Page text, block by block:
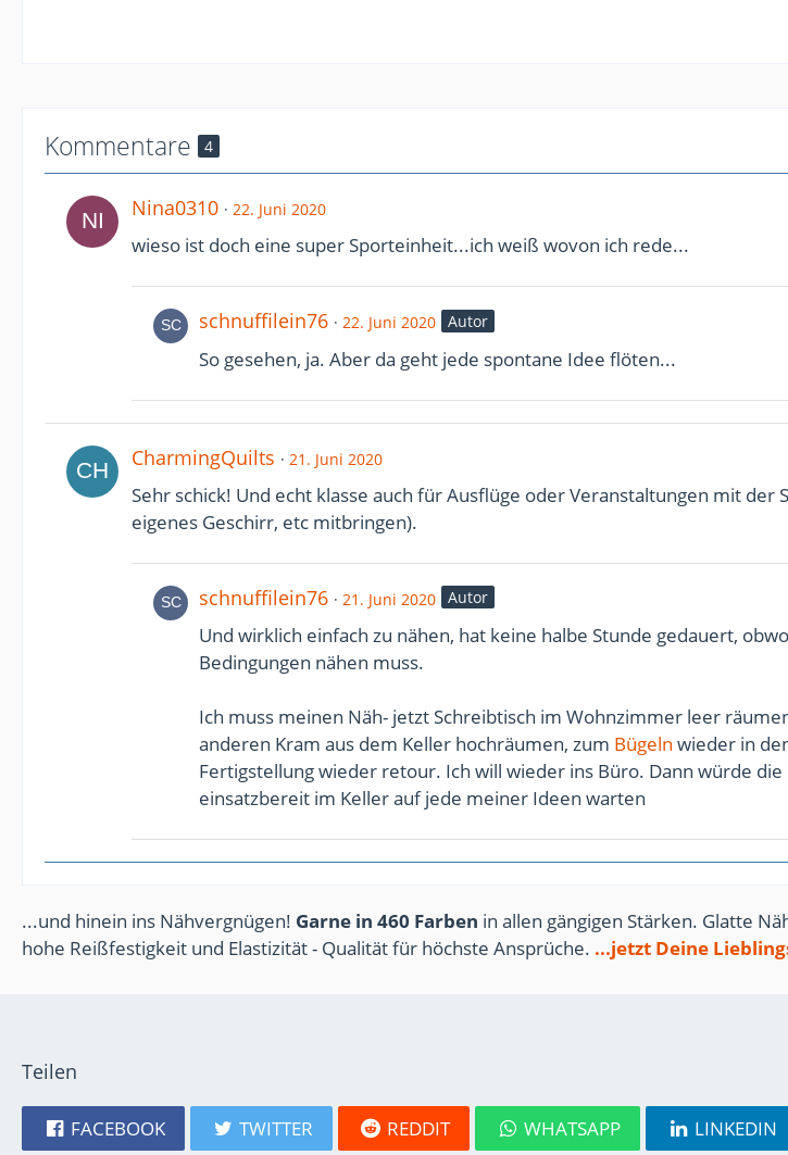
Kommentare 4
Nina0310 22. Juni 2020
wieso ist doch eine super Sporteinheit...ich weiß wovon ich rede...
schnuffilein76 22. Juni 2020 Autor
So gesehen, ja. Aber da geht jede spontane Idee flöten...
CharmingQuilts 21. Juni 2020
Sehr schick! Und echt klasse auch für Ausflüge oder Veranstaltungen mit der
eigenes Geschirr, etc mitbringen).
schnuffilein76 21. Juni 2020 Autor
Und wirklich einfach zu nähen, hat keine halbe Stunde gedauert,
Bedingungen nähen muss.
Ich muss meinen Näh- jetzt Schreibtisch im Wohnzimmer leer
anderen Kram aus dem Keller hochräumen, zum Bügeln wieder in
Fertigstellung wieder retour. Ich will wieder ins Büro. Dann würde die
einsatzbereit im Keller auf jede meiner Ideen warten
...und hinein ins Nähvergnügen! Garne in 460 Farben in allen gängigen Stärken. Glatte
hohe Reißfestigkeit und Elastizität - Qualität für höchste Ansprüche. ...jetzt Deine
Teilen
FACEBOOK TWITTER REDDIT WHATSAPP LINKEDIN